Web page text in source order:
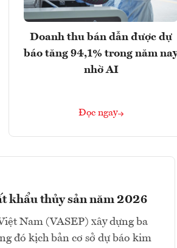
Doanh thu bán dẫn được dự
báo tăng 94,1% trong năm
nhờ AI
Đọc ngay
khẩu thủy sản năm 2026
Nam (VASEP) xây dựng ba
đó kịch bản cơ sở dự báo kim